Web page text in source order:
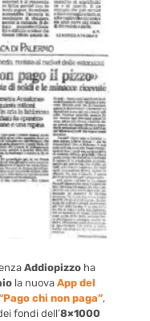
Addiopizzo ha
la nuova App del
chi non paga”,
fondi dell’8×1000